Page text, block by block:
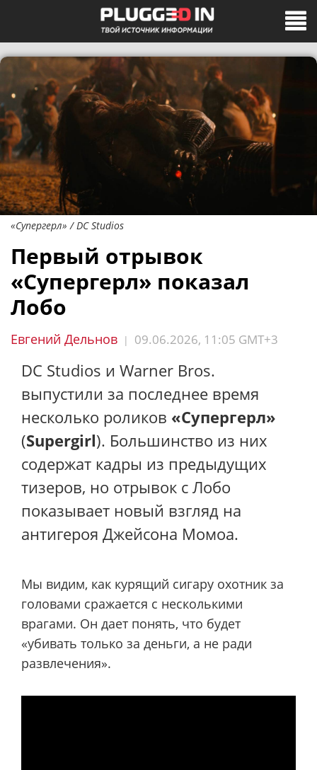
«Супергерл» / DC Studios
Первый отрывок
«Супергерл» показал
Лобо
Евгений Дельнов | 09.06.2026, 11:05 GMT+3
DC Studios и Warner Bros.
выпустили за последнее время
несколько роликов «Супергерл»
(Supergirl). Большинство из них
содержат кадры из предыдущих
тизеров, но отрывок с Лобо
показывает новый взгляд на
антигероя Джейсона Момоа.
Мы видим, как курящий сигару охотник за
головами сражается с несколькими
врагами. Он дает понять, что будет
«убивать только за деньги, а не ради
развлечения».